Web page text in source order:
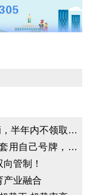
半年内不领取将
用自己号牌，被
管制！
产业融合